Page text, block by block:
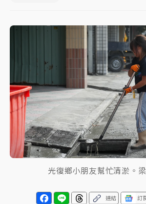
白海豚暴風圈逼近！新北淡
中颱白海豚風雨來了！中部以北防
白海豚逼近！北市水門只出不進 未移
4800＋拖吊費
光復鄉小朋友幫忙清淤。
連結 訂